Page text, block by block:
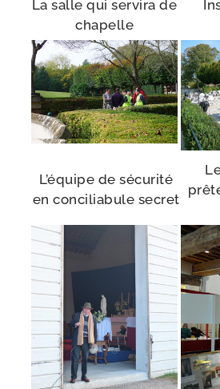
La salle qui ser­vi­ra de
chapelle
L’équipe de sécu­ri­té
en conci­lia­bule secret